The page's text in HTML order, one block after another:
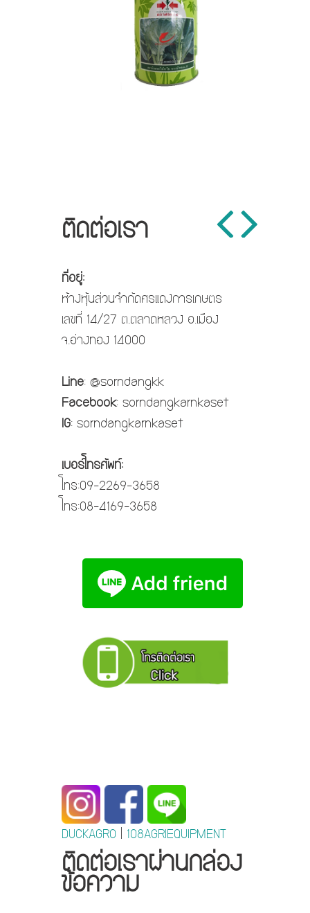
ติดต่อเรา
ที่อยู่:
ห้างหุ้นส่วนจำกัดศรแดงการเกษตร
เลขที่ 14/27 ต.ตลาดหลวง อ.เมือง
จ.อ่างทอง 14000
Line: @sorndangkk
Facebook: sorndangkarnkaset
IG: sorndangkarnkaset
เบอร์โทรศัพท์:
โทร:09-2269-3658
โทร:08-4169-3658
DUCKAGRO | 108AGRIEQUIPMENT
ติดต่อเราผ่านกล่อง
ข้อความ